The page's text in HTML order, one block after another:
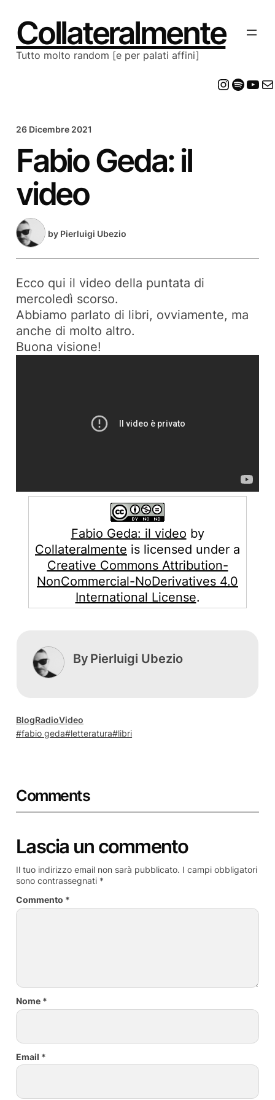
contenuto
Collateralmente
Tutto molto random [e per palati affini]
26 Dicembre 2021
Fabio Geda: il
video
by Pierluigi Ubezio
Ecco qui il video della puntata di
mercoledì scorso.
Abbiamo parlato di libri, ovviamente, ma
anche di molto altro.
Buona visione!
Fabio Geda: il video by
Collateralmente is licensed under a
Creative Commons Attribution-
NonCommercial-NoDerivatives 4.0
International License.
By Pierluigi Ubezio
BlogRadioVideo
fabio geda letteratura libri
Comments
Lascia un commento
Il tuo indirizzo email non sarà pubblicato. I campi obbligatori
sono contrassegnati *
Commento *
Nome *
Email *